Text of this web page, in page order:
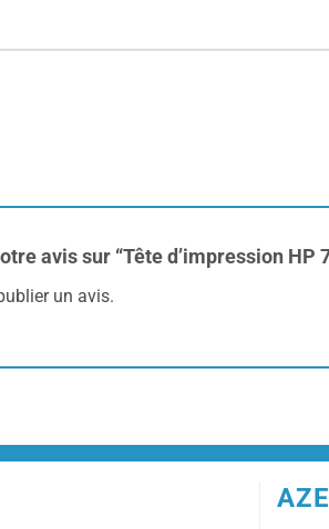
avis sur “Tête d’impression HP
un avis.